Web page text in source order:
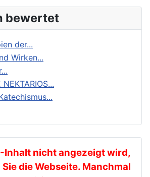
Erscheinungen
Orthodoxie
bewertet
der...
Wirken...
Inhalt nicht angezeigt wird,
die Webseite. Manchmal